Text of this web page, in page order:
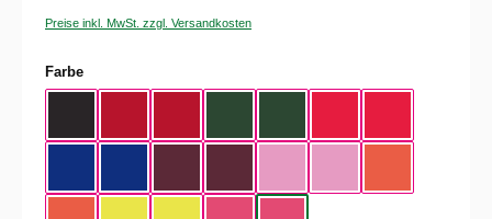
Preise inkl. MwSt. zzgl. Versandkosten
Farbeauswählen